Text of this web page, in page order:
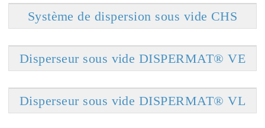
Système de dispersion sous vide CHS
Disperseur sous vide DISPERMAT® VE
Disperseur sous vide DISPERMAT® VL